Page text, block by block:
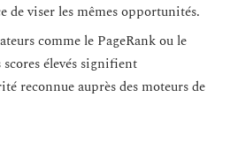
de viser les mêmes opportunités.
comme le PageRank ou le
élevés signifient
reconnue auprès des moteurs de